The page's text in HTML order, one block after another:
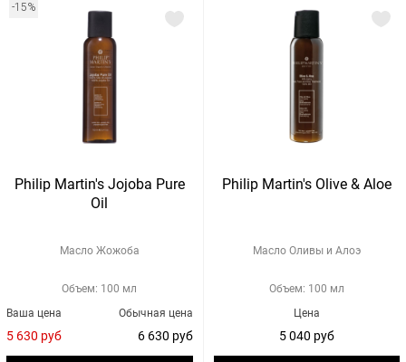
По популярности (по убыванию)
120
-15%
Philip Martin's Jojoba Pure
Oil
Масло Жожоба
Объем: 100 мл
Обычная цена
6 630 руб
Ваша цена
5 630 руб
Philip Martin's Olive & Aloe
Масло Оливы и Алоэ
Объем: 100 мл
Цена
5 040 руб